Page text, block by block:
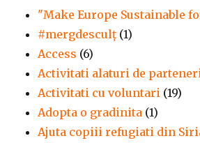
mai
"Make Europe Sustainable
#mergdesculţ (1)
Access (6)
Activitati alaturi de
Activitati cu voluntari (19)
Adopta o gradinita (1)
Ajuta copiii refugiati din